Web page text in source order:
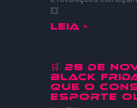
💥
Leia »
🛒 28 de
Black
que o
Esporte